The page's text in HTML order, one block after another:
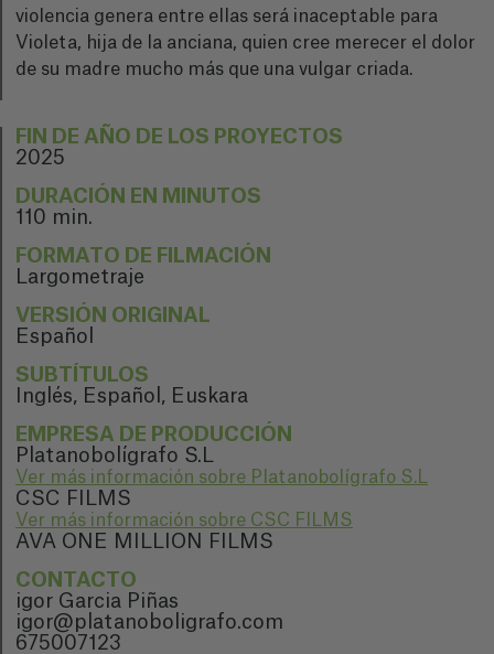
violencia genera entre ellas será inaceptable para
Violeta, hija de la anciana, quien cree merecer el dolor
de su madre mucho más que una vulgar criada.
FIN DE AÑO DE LOS PROYECTOS
2025
DURACIÓN EN MINUTOS
110 min.
FORMATO DE FILMACIÓN
Largometraje
VERSIÓN ORIGINAL
Español
SUBTÍTULOS
Inglés, Español, Euskara
EMPRESA DE PRODUCCIÓN
Platanobolígrafo S.L
Ver más información sobre Platanobolígrafo S.L
CSC FILMS
Ver más información sobre CSC FILMS
AVA ONE MILLION FILMS
CONTACTO
igor Garcia Piñas
igor@platanoboligrafo.com
675007123